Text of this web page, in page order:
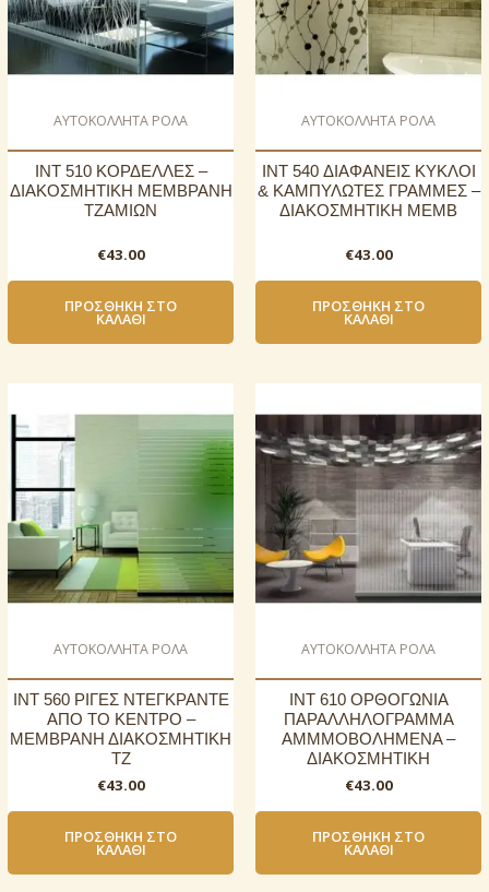
AΥΤΟΚΟΛΛΗΤΑ ΡΟΛΑ
INT 510 ΚΟΡΔΕΛΛΕΣ –
ΔΙΑΚΟΣΜΗΤΙΚΗ ΜΕΜΒΡΑΝΗ
ΤΖΑΜΙΩΝ
€43.00
ΠΡΟΣΘΉΚΗ ΣΤΟ
ΚΑΛΆΘΙ
AΥΤΟΚΟΛΛΗΤΑ ΡΟΛΑ
INT 540 ΔΙΑΦΑΝΕΙΣ ΚΥΚΛΟΙ
& ΚΑΜΠΥΛΩΤΕΣ ΓΡΑΜΜΕΣ –
ΔΙΑΚΟΣΜΗΤΙΚΗ ΜΕΜΒ
€43.00
ΠΡΟΣΘΉΚΗ ΣΤΟ
ΚΑΛΆΘΙ
AΥΤΟΚΟΛΛΗΤΑ ΡΟΛΑ
INT 560 ΡΙΓΕΣ ΝΤΕΓΚΡΑΝΤΕ
ΑΠΟ ΤΟ ΚΕΝΤΡΟ –
ΜΕΜΒΡΑΝΗ ΔΙΑΚΟΣΜΗΤΙΚΗ
ΤΖ
€43.00
ΠΡΟΣΘΉΚΗ ΣΤΟ
ΚΑΛΆΘΙ
AΥΤΟΚΟΛΛΗΤΑ ΡΟΛΑ
INT 610 ΟΡΘΟΓΩΝΙΑ
ΠΑΡΑΛΛΗΛΟΓΡΑΜΜΑ
ΑΜΜΜΟΒΟΛΗΜΕΝΑ –
ΔΙΑΚΟΣΜΗΤΙΚΗ
€43.00
ΠΡΟΣΘΉΚΗ ΣΤΟ
ΚΑΛΆΘΙ